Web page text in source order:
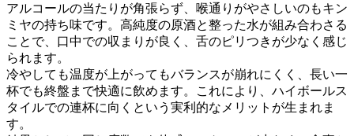
アルコールの当たりが角張らず、喉通りがやさしいのもキン
ミヤの持ち味です。高純度の原酒と整った水が組み合わさる
ことで、口中での収まりが良く、舌のピリつきが少なく感じ
られます。
冷やしても温度が上がってもバランスが崩れにくく、長い一
杯でも終盤まで快適に飲めます。これにより、ハイボールス
タイルでの連杯に向くという実利的なメリットが生まれま
す。